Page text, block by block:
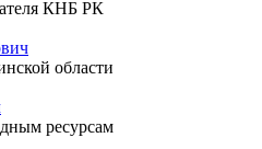
КНБ РК
области
ресурсам